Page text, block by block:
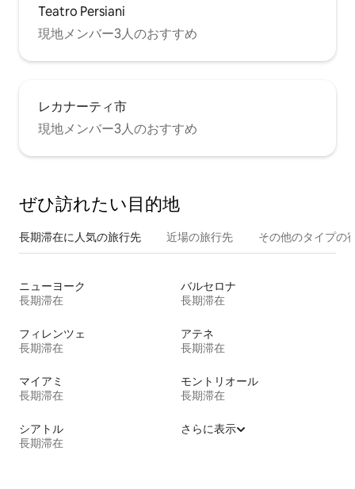
Teatro Persiani
現地メンバー3人のおすすめ
レカナーティ市
現地メンバー3人のおすすめ
ぜひ訪⁠れ⁠た⁠い目⁠的⁠地
長期滞在に人気の旅行先 近場の旅行先 その他のタ⁠イ⁠プ⁠の
ニューヨーク
長期滞在
バルセロナ
長期滞在
フィレンツェ
長期滞在
アテネ
長期滞在
マイアミ
長期滞在
モントリオール
長期滞在
シアトル
長期滞在
さらに表示